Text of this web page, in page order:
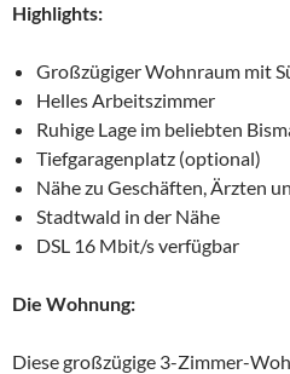
Highlights:
Großzügiger Wohnraum mit
Helles Arbeitszimmer
Ruhige Lage im beliebten
Tiefgaragenplatz (optional)
Nähe zu Geschäften, Ärzten
Stadtwald in der Nähe
DSL 16 Mbit/s verfügbar
Die Wohnung:
Diese großzügige 3-Zimmer-